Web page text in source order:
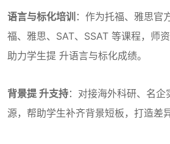
语言与标化培训 ：作为托福、雅思官
福、雅思、SAT、SSAT 等课程，师
助力学生提 升语言与标化成绩。
背景提 升支持：对接海外科研、名
源，帮助学生补齐背景短板，打造差